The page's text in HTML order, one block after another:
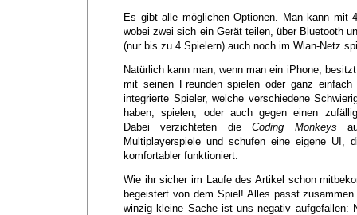
Es gibt alle möglichen Optionen. Man kann mit
wobei zwei sich ein Gerät teilen, über Bluetooth
(nur bis zu 4 Spielern) auch noch im Wlan-Netz
Natürlich kann man, wenn man ein iPhone,
mit seinen Freunden spielen oder ganz
integrierte Spieler, welche verschiedene
haben, spielen, oder auch gegen einen
Dabei verzichteten dieCoding Monkeys
Multiplayerspiele und schufen eine eigene UI,
komfortabler funktioniert.
Wie ihr sicher im Laufe des Artikel schon
begeistert von dem Spiel! Alles passt
winzig kleine Sache ist uns negativ aufgefallen: